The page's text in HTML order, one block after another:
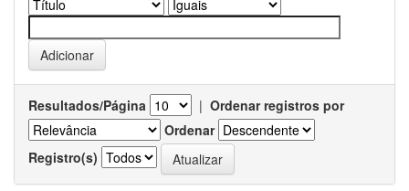
Resultados/Página | Ordenar registros por
Ordenar
Registro(s)